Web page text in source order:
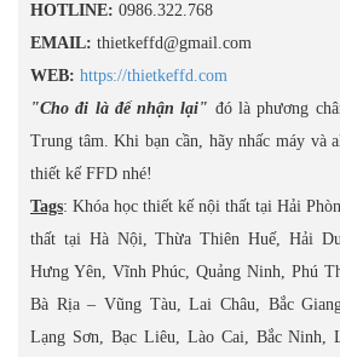
HOTLINE: 0986.322.768
EMAIL: thietkeffd@gmail.com
WEB: https://thietkeffd.com
"Cho đi là để nhận lại" đó là phương
Trung tâm. Khi bạn cần, hãy nhấc máy và
thiết kế FFD nhé!
Tags: Khóa học thiết kế nội thất tại Hải
thất tại Hà Nội, Thừa Thiên Huế, Hải
Hưng Yên, Vĩnh Phúc, Quảng Ninh, Phú
Bà Rịa – Vũng Tàu, Lai Châu, Bắc
Lạng Sơn, Bạc Liêu, Lào Cai, Bắc Ninh,